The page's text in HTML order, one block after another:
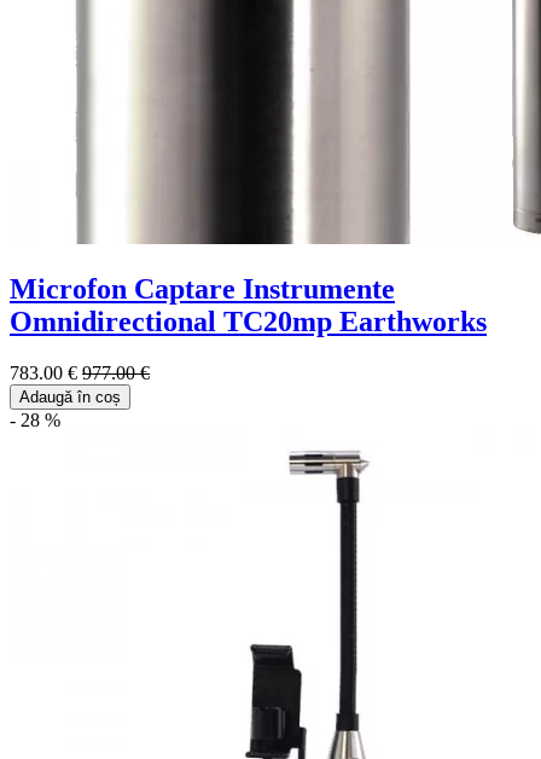
Microfon Captare Instrumente
Omnidirectional TC20mp Earthworks
783.00 € 977.00 €
Adaugă în coș
- 28 %